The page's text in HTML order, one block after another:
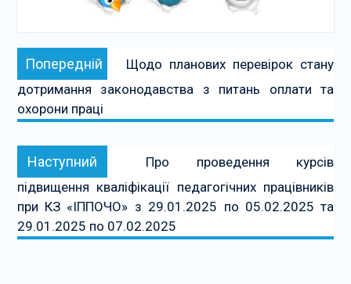
Навігація
записів
Попередній Попередній:
Щодо планових перевірок стану
дотримання законодавства з питань оплати та
охорони праці
Наступний Наступний:
Про проведення курсів
підвищення кваліфікації педагогічних працівників
при КЗ «ІППОЧО» з 29.01.2025 по 05.02.2025 та
29.01.2025 по 07.02.2025